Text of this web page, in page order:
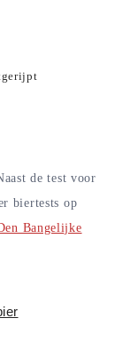
de test voor
biertests op
Bangelijke